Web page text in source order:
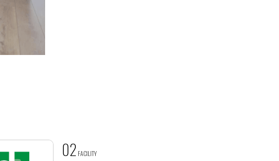
02 FACILITY